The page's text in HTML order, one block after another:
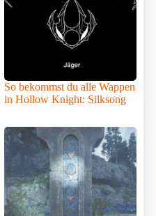
So bekommst du alle Wappen
in Hollow Knight: Silksong